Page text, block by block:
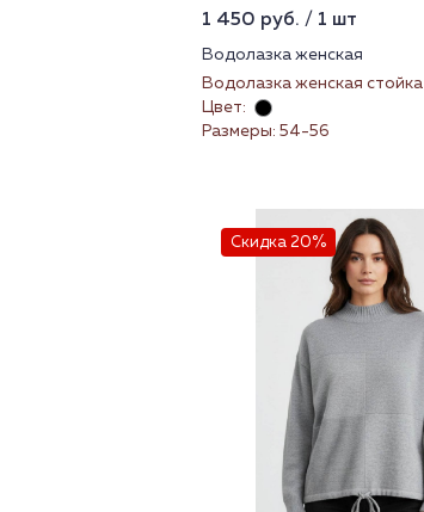
1 450 руб. / 1 шт
Водолазка женская
Водолазка женская стойка
Цвет:
Размеры: 54-56
Скидка 20%